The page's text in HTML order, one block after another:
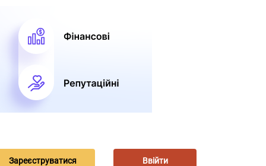
Зареєструватися Ввійти